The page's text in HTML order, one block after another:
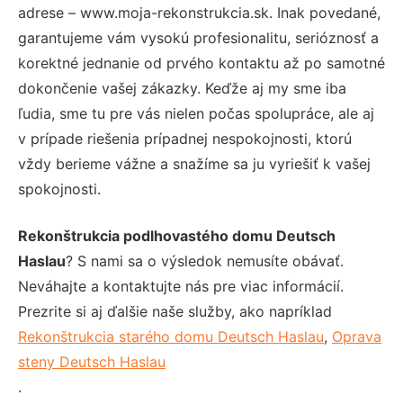
adrese – www.moja-rekonstrukcia.sk. Inak povedané,
garantujeme vám vysokú profesionalitu, serióznosť a
korektné jednanie od prvého kontaktu až po samotné
dokončenie vašej zákazky. Keďže aj my sme iba
ľudia, sme tu pre vás nielen počas spolupráce, ale aj
v prípade riešenia prípadnej nespokojnosti, ktorú
vždy berieme vážne a snažíme sa ju vyriešiť k vašej
spokojnosti.
Rekonštrukcia podlhovastého domu Deutsch
Haslau? S nami sa o výsledok nemusíte obávať.
Neváhajte a kontaktujte nás pre viac informácií.
Prezrite si aj ďalšie naše služby, ako napríklad
Rekonštrukcia starého domu Deutsch Haslau, Oprava
steny Deutsch Haslau
.